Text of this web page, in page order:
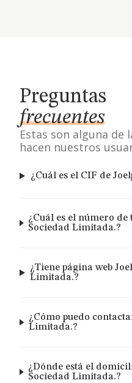
Preguntas
frecuentes
Estas son alguna de
hacen nuestros
¿Cuál es el CIF de
¿Cuál es el número de
Sociedad Limitada.?
¿Tiene página web
Limitada.?
¿Cómo puedo
Limitada.?
¿Dónde está el
Sociedad Limitada.?